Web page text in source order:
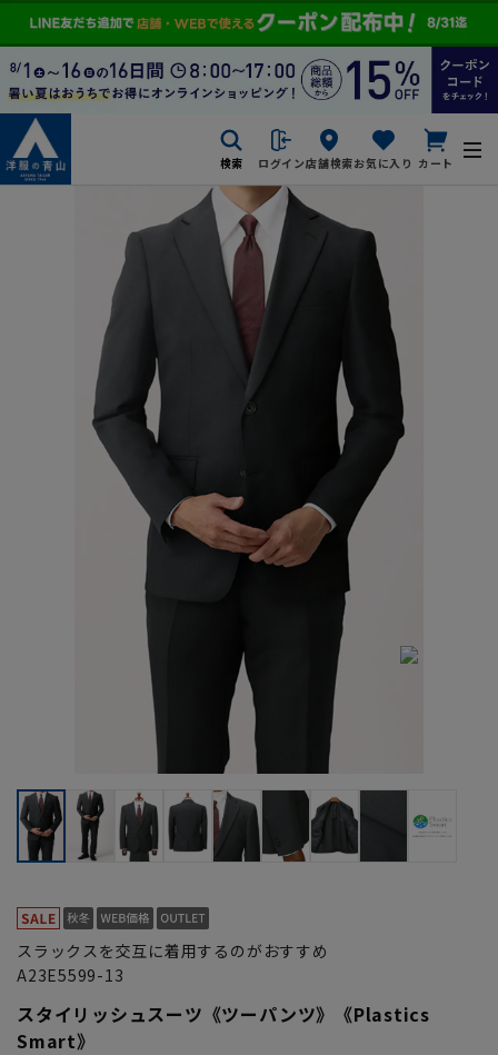
検索 ログイン店舗検索お気に入り カート
スラックスを交互に着用するのがおすすめ
A23E5599-13
スタイリッシュスーツ《ツーパンツ》《Plastics
Smart》